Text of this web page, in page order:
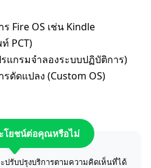
Fire OS เช่น Kindle
PCT)
แกรมจำลองระบบปฏิบัติการ)
ดัดแปลง (Custom OS)
โยชน์ต่อคุณหรือไม่
ปรับปรุงบริการตามความคิดเห็นที่ได้